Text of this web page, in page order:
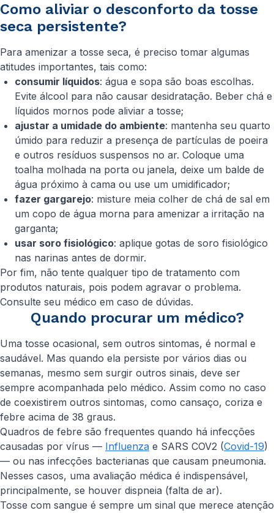
Como aliviar o desconforto da tosse
seca persistente?
Para amenizar a tosse seca, é preciso tomar algumas
atitudes importantes, tais como:
consumir líquidos: água e sopa são boas escolhas.
Evite álcool para não causar desidratação. Beber chá e
líquidos mornos pode aliviar a tosse;
ajustar a umidade do ambiente: mantenha seu quarto
úmido para reduzir a presença de partículas de poeira
e outros resíduos suspensos no ar. Coloque uma
toalha molhada na porta ou janela, deixe um balde de
água próximo à cama ou use um umidificador;
fazer gargarejo: misture meia colher de chá de sal em
um copo de água morna para amenizar a irritação na
garganta;
usar soro fisiológico: aplique gotas de soro fisiológico
nas narinas antes de dormir.
Por fim, não tente qualquer tipo de tratamento com
produtos naturais, pois podem agravar o problema.
Consulte seu médico em caso de dúvidas.
Quando procurar um médico?
Uma tosse ocasional, sem outros sintomas, é normal e
saudável. Mas quando ela persiste por vários dias ou
semanas, mesmo sem surgir outros sinais, deve ser
sempre acompanhada pelo médico. Assim como no caso
de coexistirem outros sintomas, como cansaço, coriza e
febre acima de 38 graus.
Quadros de febre são frequentes quando há infecções
causadas por vírus — Influenza e SARS COV2 (Covid-19)
— ou nas infecções bacterianas que causam pneumonia.
Nesses casos, uma avaliação médica é indispensável,
principalmente, se houver dispneia (falta de ar).
Tosse com sangue é sempre um sinal que merece atenção